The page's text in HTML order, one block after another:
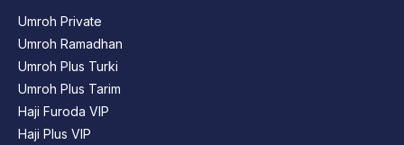
Umroh Private
Umroh Ramadhan
Umroh Plus Turki
Umroh Plus Tarim
Haji Furoda VIP
Haji Plus VIP